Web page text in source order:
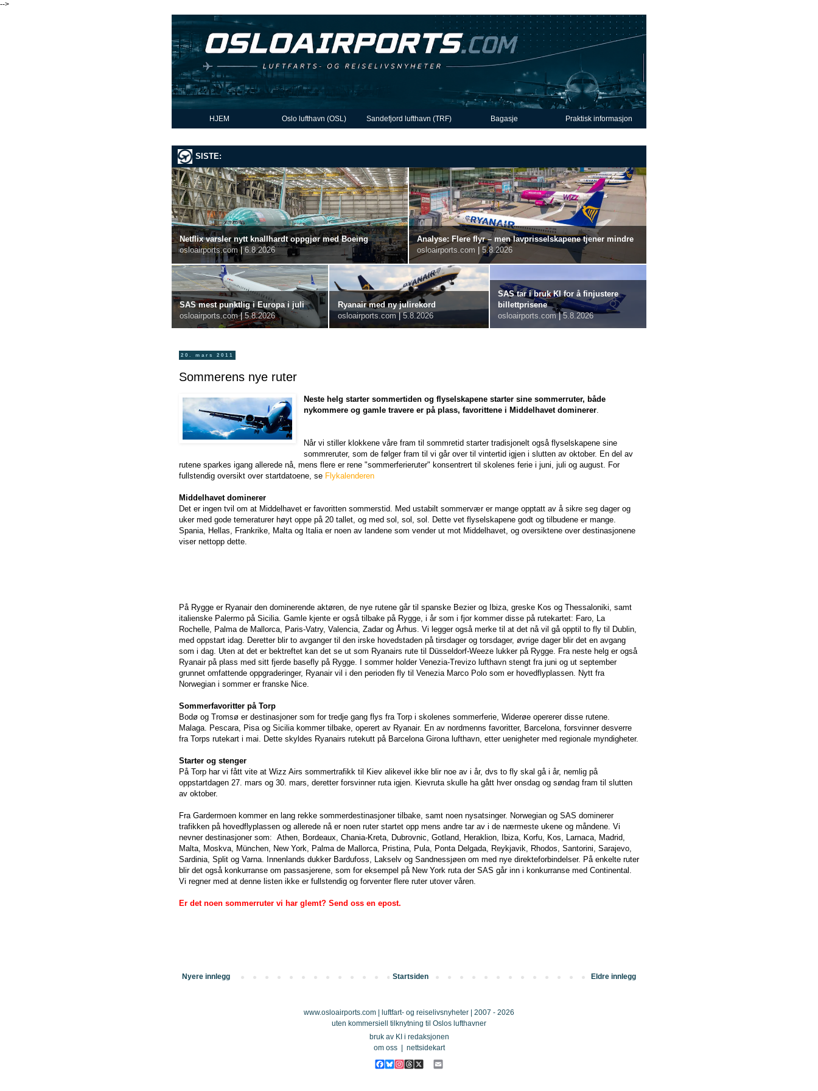
-->
HJEM Oslo lufthavn (OSL) Sandefjord lufthavn (TRF) Bagasje Praktisk informasjon
SISTE:
Netflix varsler nytt knallhardt oppgjør med Boeing
osloairports.com | 6.8.2026
Analyse: Flere flyr – men lavprisselskapene tjener mindre
osloairports.com
5.8.2026
SAS mest punktlig i Europa i juli
osloairports.com | 5.8.2026
Ryanair med ny julirekord
osloairports.com | 5.8.2026
SAS tar i bruk KI for å finjustere
billettprisene
osloairports.com | 5.8.2026
20. mars 2011
Sommerens nye ruter
Neste helg starter sommertiden og flyselskapene starter sine sommerruter, både
nykommere og gamle travere er på plass, favorittene i Middelhavet dominerer.
Når vi stiller klokkene våre fram til sommretid starter tradisjonelt også flyselskapene sine
sommreruter, som de følger fram til vi går over til vintertid igjen i slutten av oktober. En del av
rutene sparkes igang allerede nå, mens flere er rene "sommerferieruter" konsentrert til skolenes ferie i juni, juli og august. For
fullstendig oversikt over startdatoene, se Flykalenderen
Middelhavet dominerer
Det er ingen tvil om at Middelhavet er favoritten sommerstid. Med ustabilt sommervær er mange opptatt av å sikre seg dager og
uker med gode temeraturer høyt oppe på 20 tallet, og med sol, sol, sol. Dette vet flyselskapene godt og tilbudene er mange.
Spania, Hellas, Frankrike, Malta og Italia er noen av landene som vender ut mot Middelhavet, og oversiktene over destinasjonene
viser nettopp dette.
På Rygge er Ryanair den dominerende aktøren, de nye rutene går til spanske Bezier og Ibiza, greske Kos og Thessaloniki, samt
italienske Palermo på Sicilia. Gamle kjente er også tilbake på Rygge, i år som i fjor kommer disse på rutekartet: Faro, La
Rochelle, Palma de Mallorca, Paris-Vatry, Valencia, Zadar og Århus. Vi legger også merke til at det nå vil gå opptil to fly til Dublin,
med oppstart idag. Deretter blir to avganger til den irske hovedstaden på tirsdager og torsdager, øvrige dager blir det en avgang
som i dag. Uten at det er bektreftet kan det se ut som Ryanairs rute til Düsseldorf-Weeze lukker på Rygge. Fra neste helg er også
Ryanair på plass med sitt fjerde basefly på Rygge. I sommer holder Venezia-Trevizo lufthavn stengt fra juni og ut september
grunnet omfattende oppgraderinger, Ryanair vil i den perioden fly til Venezia Marco Polo som er hovedflyplassen. Nytt fra
Norwegian i sommer er franske Nice.
Sommerfavoritter på Torp
Bodø og Tromsø er destinasjoner som for tredje gang flys fra Torp i skolenes sommerferie, Widerøe opererer disse rutene.
Malaga. Pescara, Pisa og Sicilia kommer tilbake, operert av Ryanair. En av nordmenns favoritter, Barcelona, forsvinner desverre
fra Torps rutekart i mai. Dette skyldes Ryanairs rutekutt på Barcelona Girona lufthavn, etter uenigheter med regionale myndigheter.
Starter og stenger
På Torp har vi fått vite at Wizz Airs sommertrafikk til Kiev alikevel ikke blir noe av i år, dvs to fly skal gå i år, nemlig på
oppstartdagen 27. mars og 30. mars, deretter forsvinner ruta igjen. Kievruta skulle ha gått hver onsdag og søndag fram til slutten
av oktober.
Fra Gardermoen kommer en lang rekke sommerdestinasjoner tilbake, samt noen nysatsinger. Norwegian og SAS dominerer
trafikken på hovedflyplassen og allerede nå er noen ruter startet opp mens andre tar av i de nærmeste ukene og måndene. Vi
nevner destinasjoner som: Athen, Bordeaux, Chania-Kreta, Dubrovnic, Gotland, Heraklion, Ibiza, Korfu, Kos, Larnaca, Madrid,
Malta, Moskva, München, New York, Palma de Mallorca, Pristina, Pula, Ponta Delgada, Reykjavik, Rhodos, Santorini, Sarajevo,
Sardinia, Split og Varna. Innenlands dukker Bardufoss, Lakselv og Sandnessjøen om med nye direkteforbindelser. På enkelte ruter
blir det også konkurranse om passasjerene, som for eksempel på New York ruta der SAS går inn i konkurranse med Continental.
Vi regner med at denne listen ikke er fullstendig og forventer flere ruter utover våren.
Er det noen sommerruter vi har glemt? Send oss en epost.
Nyere innlegg Eldre innlegg
Startsiden
www.osloairports.com | luftfart- og reiselivsnyheter | 2007 - 2026
uten kommersiell tilknytning til Oslos lufthavner
bruk av KI i redaksjonen
om oss| nettsidekart